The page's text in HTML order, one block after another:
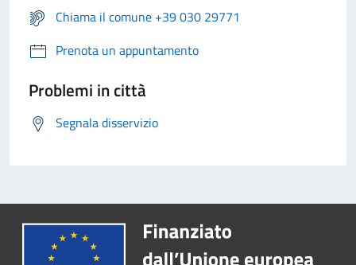
Chiama il comune +39 030 29771
Prenota un appuntamento
Problemi in città
Segnala disservizio